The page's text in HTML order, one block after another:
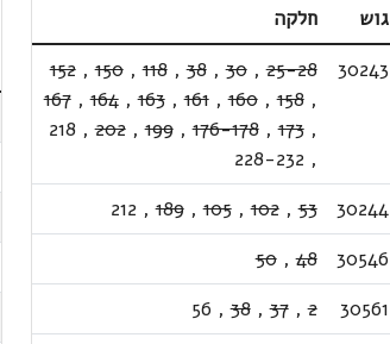
גוש
חלקה
30243
25-28
,
30
,
38
,
118
,
150
,
152
,
158
,
160
,
161
,
163
,
164
,
167
,
173
,
176-178
,
199
,
202
,
218
,
228-232
30244
53
,
102
,
105
,
189
,
212
30546
48
,
50
30561
2
,
37
,
38
,
56